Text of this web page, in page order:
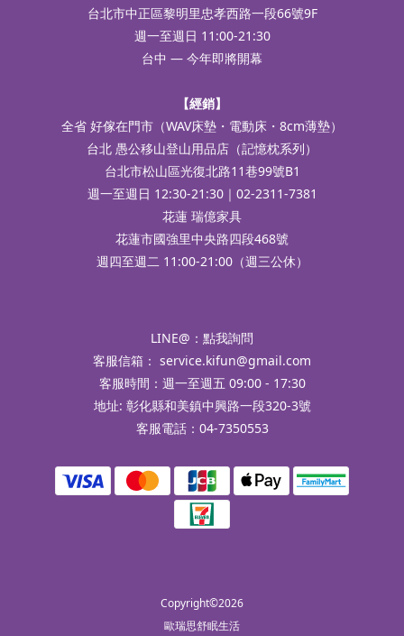
台北市中正區黎明里忠孝西路一段66號9F
週一至週日 11:00-21:30
台中 — 今年即將開幕
【經銷】
全省 好傢在門市（WAV床墊・電動床・8cm薄墊）
台北 愚公移山登山用品店（記憶枕系列）
台北市松山區光復北路11巷99號B1
週一至週日 12:30-21:30｜02-2311-7381
花蓮 瑞億家具
花蓮市國強里中央路四段468號
週四至週二 11:00-21:00（週三公休）
LINE@： 點我詢問
客服信箱： service.kifun@gmail.com
客服時間：週一至週五 09:00 - 17:30
地址: 彰化縣和美鎮中興路一段320-3號
客服電話：04-7350553
Copyright©2026
歐瑞思舒眠生活